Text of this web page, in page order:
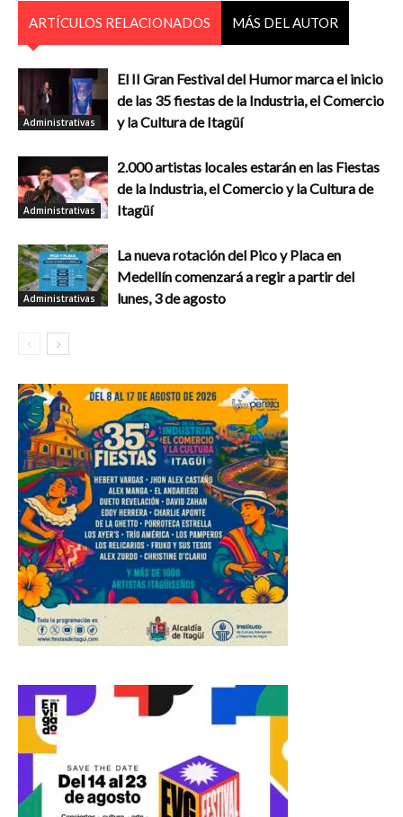
ARTÍCULOS RELACIONADOS MÁS DEL AUTOR
Administrativas
El II Gran Festival del Humor marca el inicio
de las 35 fiestas de la Industria, el Comercio
y la Cultura de Itagüí
Administrativas
2.000 artistas locales estarán en las Fiestas
de la Industria, el Comercio y la Cultura de
Itagüí
Administrativas
La nueva rotación del Pico y Placa en
Medellín comenzará a regir a partir del
lunes, 3 de agosto